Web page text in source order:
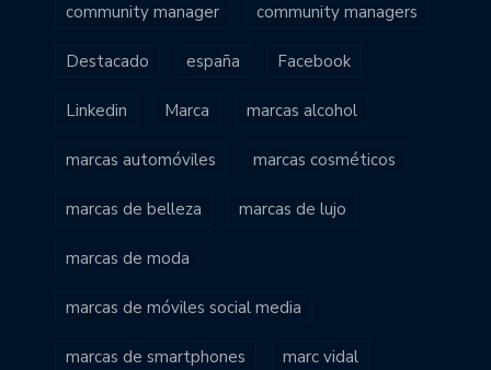
community manager community managers
Destacado españa Facebook
Linkedin Marca marcas alcohol
marcas automóviles marcas cosméticos
marcas de belleza marcas de lujo
marcas de moda
marcas de móviles social media
marcas de smartphones marc vidal